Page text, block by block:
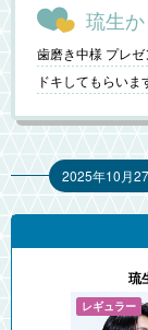
琉生
歯磨き中様 プレ
ドキしてもらい
2025年10月
琉